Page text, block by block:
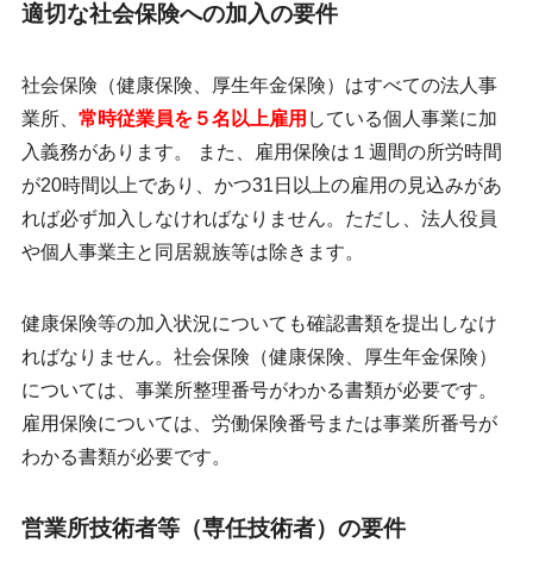
適切な社会保険への加入の要件
社会保険（健康保険、厚生年金保険）はすべての法人事
業所、 常時従業員を５名以上雇用 している個人事業に加
入義務があります。 また、雇用保険は１週間の所労時間
が20時間以上であり、かつ31日以上の雇用の見込みがあ
れば必ず加入しなければなりません。ただし、法人役員
や個人事業主と同居親族等は除きます。
健康保険等の加入状況についても確認書類を提出しなけ
ればなりません。社会保険（健康保険、厚生年金保険）
については、事業所整理番号がわかる書類が必要です。
雇用保険については、労働保険番号または事業所番号が
わかる書類が必要です。
営業所技術者等（専任技術者）の要件